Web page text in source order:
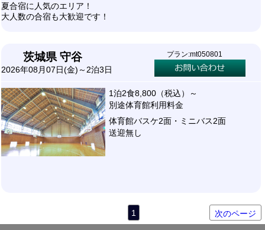
夏合宿に人気のエリア！
大人数の合宿も大歓迎です！
茨城県 守谷
2026年08月07日(金)～2泊3日
プラン:mt050801
1泊2食8,800（税込）～
別途体育館利用料金
体育館バスケ2面・ミニバス2面
送迎無し
1 次のページ